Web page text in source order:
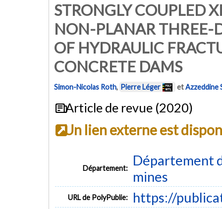
STRONGLY COUPLED
NON-PLANAR THREE-
OF HYDRAULIC
CONCRETE DAMS
Simon-Nicolas Roth, Pierre Léger etAzzeddine
Article de revue (2020)
Un lien externe est
Département:
Département
mines
URL de PolyPublie: https://